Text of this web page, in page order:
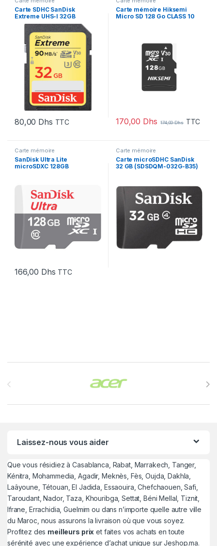
Carte SDHC SanDisk
Extreme UHS-I 32GB
80,00 Dhs TTC
Carte mémoire Hiksemi
Micro SD 128 Go CLASS 10
170,00 Dhs 174,00Dhs TTC
Carte mémoire
SanDisk Ultra Lite
microSDXC 128GB
166,00 Dhs TTC
Carte mémoire
Carte microSDHC SanDisk
32 GB (SDSDQM-032G-B35)
Laissez-nous vous aider
Que vous résidiez à Casablanca, Rabat, Marrakech, Tanger,
Kénitra, Mohammedia, Agadir, Meknès, Fès, Oujda, Dakhla,
Laâyoune, Tétouan, El Jadida, Essaouira, Chefchaouen, Safi,
Taroudant, Nador, Taza, Khouribga, Settat, Béni Mellal, Tiznit,
Ifrane, Errachidia, Guelmim ou dans n’importe quelle autre ville
du Maroc, nous assurons la livraison où que vous soyez.
Profitez des meilleurs prix et faites vos achats en toute
sérénité avec une expérience d’achat unique sur Jeshop.ma.